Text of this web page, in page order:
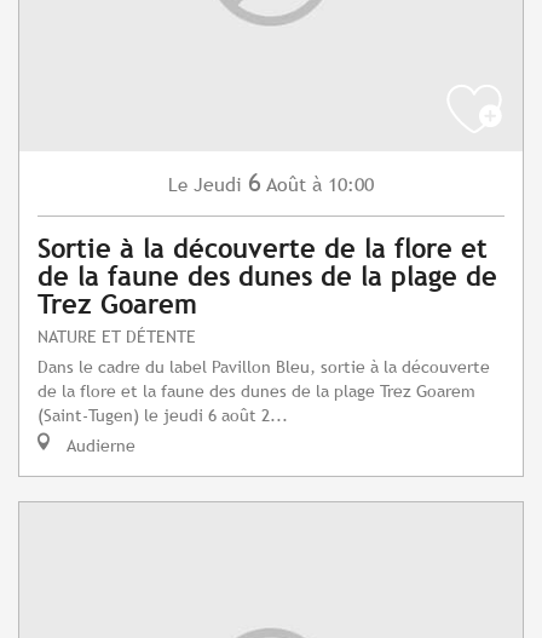
Le Jeudi 6 Août à 10:00
Sortie à la découverte de la flore et
de la faune des dunes de la plage de
Trez Goarem
NATURE ET DÉTENTE
Dans le cadre du label Pavillon Bleu, sortie à la découverte
de la flore et la faune des dunes de la plage Trez Goarem
(Saint-Tugen) le jeudi 6 août 2...
Audierne